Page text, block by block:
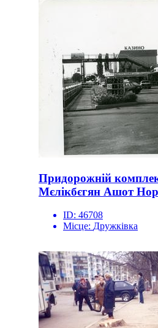
Придорожній
Мєлікбєгян Ашот
ID: 46708
Місце: Дружківка